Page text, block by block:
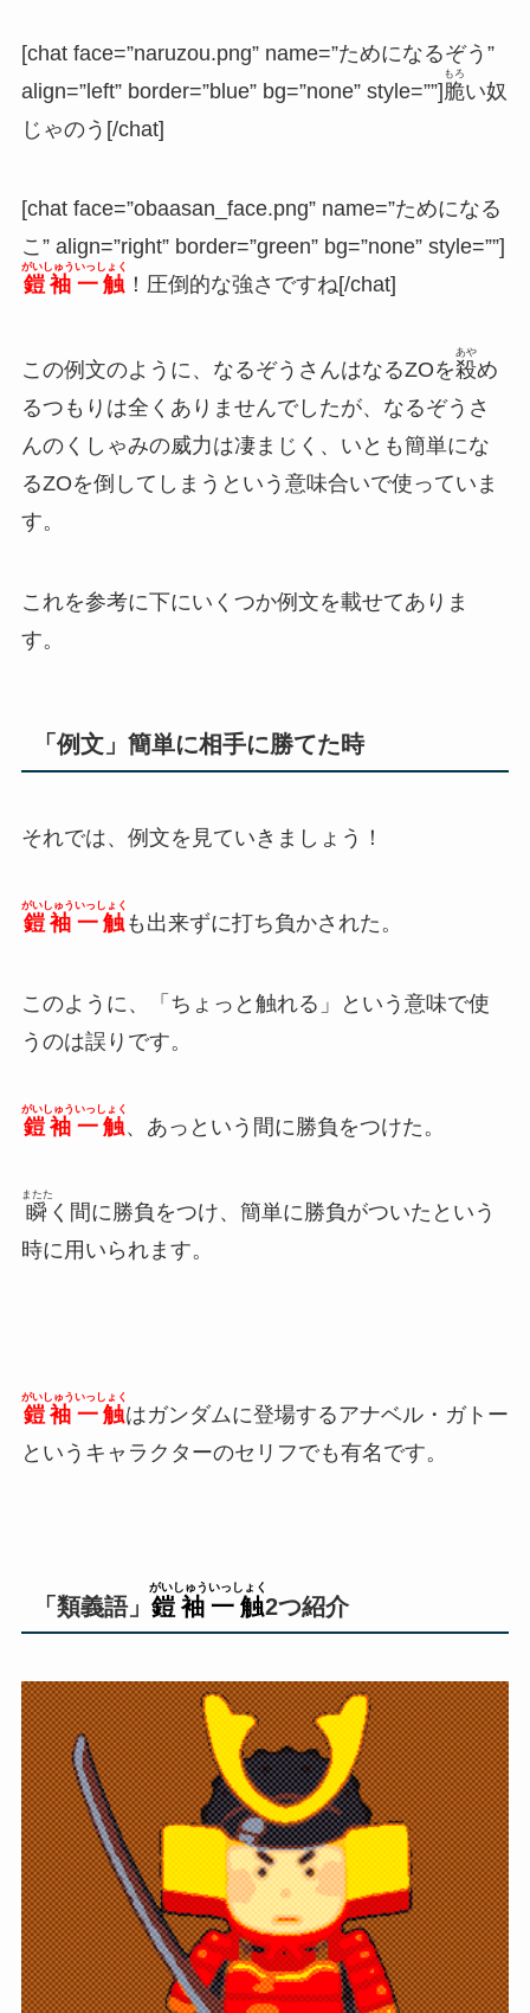
[chat face=”naruzou.png” name=”ためになるぞう”
align=”left” border=”blue” bg=”none” style=””]脆
もろ
い奴
じゃのう[/chat]
[chat face=”obaasan_face.png” name=”ためになる
こ” align=”right” border=”green” bg=”none” style=””]
鎧袖一触
がいしゅういっしょく
！圧倒的な強さですね[/chat]
この例文のように、なるぞうさんはなるZOを殺
あや
め
るつもりは全くありませんでしたが、なるぞうさ
んのくしゃみの威力は凄まじく、いとも簡単にな
るZOを倒してしまうという意味合いで使っていま
す。
これを参考に下にいくつか例文を載せてありま
す。
「例文」簡単に相手に勝てた時
それでは、例文を見ていきましょう！
鎧袖一触
がいしゅういっしょく
も出来ずに打ち負かされた。
このように、「ちょっと触れる」という意味で使
うのは誤りです。
鎧袖一触
がいしゅういっしょく
、あっという間に勝負をつけた。
瞬
またた
く間に勝負をつけ、簡単に勝負がついたという
時に用いられます。
鎧袖一触
がいしゅういっしょく
はガンダムに登場するアナベル・ガトー
というキャラクターのセリフでも有名です。
「類義語」 鎧袖一触
がいしゅういっしょく
2つ紹介